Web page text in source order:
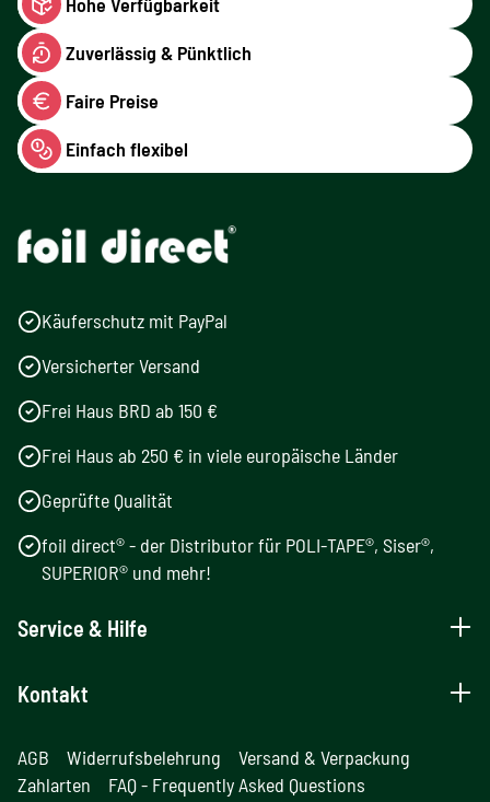
Zuverlässig & Pünktlich
Faire Preise
Einfach flexibel
Käuferschutz mit PayPal
Versicherter Versand
Frei Haus BRD ab 150 €
Frei Haus ab 250 € in viele europäische Länder
Geprüfte Qualität
foil direct® - der Distributor für POLI-TAPE®, Siser®,
SUPERIOR® und mehr!
Service & Hilfe
Kontakt
AGB Widerrufsbelehrung
Versand & Verpackung
Zahlarten
FAQ - Frequently Asked Questions